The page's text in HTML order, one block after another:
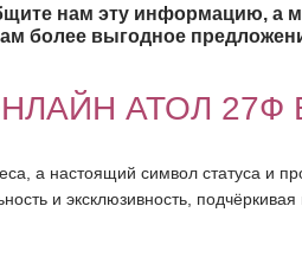
нам эту информацию, а
более выгодное
АТОЛ 27Ф
а настоящий символ статуса и
и эксклюзивность,